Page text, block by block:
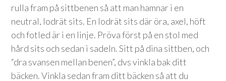
rulla fram på sittbenen så att man hamnar i en
neutral, lodrät sits. En lodrät sits där öra, axel, höft
och fotled är i en linje. Pröva först på en stol med
hård sits och sedan i sadeln. Sitt på dina sittben, och
“dra svansen mellan benen”, dvs vinkla bak ditt
bäcken. Vinkla sedan fram ditt bäcken så att du